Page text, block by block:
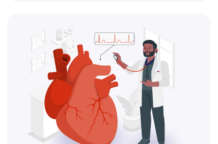
Чекапы
это комплексное обследование,
которое помогает оценить общее
состояние здоровья.